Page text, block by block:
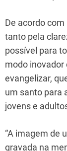
De acordo
tanto pela
possível para
modo
evangelizar,
um santo para
jovens e
“A imagem de
gravada na